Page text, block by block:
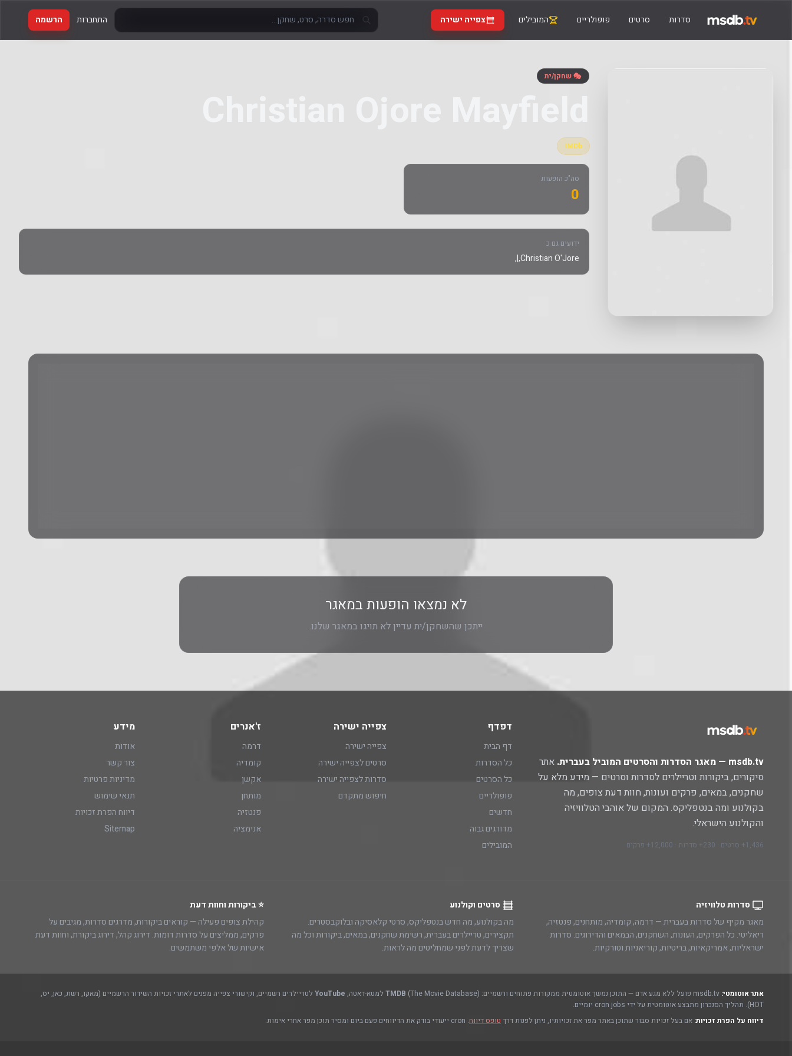
סדרות סרטים פופולריים המובילים צפייה ישירה התחברות הרשמה
🎭 שחקן/ית
IMDb
סה"כ הופעות
0
ידועים גם כ
Christian O'Jore,|,
לא נמצאו הופעות במאגר
ייתכן שהשחקן/ית עדיין לא תויגו במאגר שלנו.
msdb.tv — מאגר הסדרות והסרטים המוביל בעברית.
אתר
סיקורים, ביקורות וטריילרים לסדרות וסרטים — מידע מלא על
שחקנים, במאים, פרקים ועונות, חוות דעת צופים, מה
בקולנוע ומה בנטפליקס. המקום של אוהבי הטלוויזיה
והקולנוע הישראלי.
1,436+ סרטים · 230+ סדרות · 12,000+ פרקים
דפדף
דף הבית
כל הסדרות
כל הסרטים
פופולריים
חדשים
מדורגים גבוה
המובילים
צפייה ישירה
צפייה ישירה
סרטים לצפייה ישירה
סדרות לצפייה ישירה
חיפוש מתקדם
ז'אנרים
דרמה
קומדיה
אקשן
מותחן
פנטזיה
אנימציה
מידע
אודות
צור קשר
מדיניות פרטיות
תנאי שימוש
דיווח הפרת זכויות
Sitemap
סדרות טלוויזיה
מאגר מקיף של סדרות בעברית — דרמה, קומדיה, מותחנים, פנטזיה,
ריאליטי. כל הפרקים, העונות, השחקנים, הבמאים והדירוגים. סדרות
ישראליות, אמריקאיות, בריטיות, קוריאניות וטורקיות.
סרטים וקולנוע
מה בקולנוע, מה חדש בנטפליקס, סרטי קלאסיקה ובלוקבסטרים.
תקצירים, טריילרים בעברית, רשימת שחקנים, במאים, ביקורות וכל מה
שצריך לדעת לפני שמחליטים מה לראות.
⭐ ביקורות וחוות דעת
קהילת צופים פעילה — קוראים ביקורות, מדרגים סדרות, מגיבים על
פרקים, ממליצים על סדרות דומות. דירוג קהל, דירוג ביקורת, וחוות דעת
אישיות של אלפי משתמשים.
אתר אוטומטי: TMDB (The Movie Database) למטא-דאטה, YouTubeלטריילרים רשמיים, וקישורי צפייה מפנים לאתרי זכויות השידור הרשמיים (מאקו, רשת, כאן, יס,
HOT). תהליך הסנכרון מתבצע אוטומטית על ידי cron jobs יומיים.
דיווח על הפרת זכויות: אם בעל זכויות סבור שתוכן באתר מפר את זכויותיו, ניתן לפנות דרך טופס דיווח. cron ייעודי בודק את הדיווחים פעם ביום ומסיר תוכן מפר אחרי אימות.